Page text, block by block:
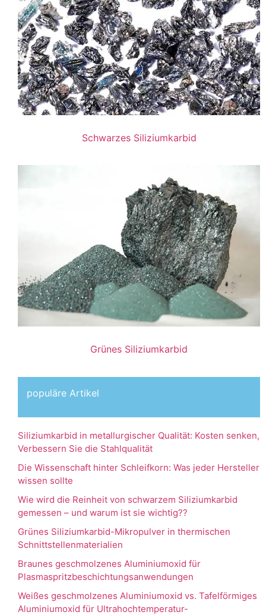
Schwarzes Siliziumkarbid
Grünes Siliziumkarbid
populäre Artikel
Siliziumkarbid in metallurgischer Qualität: Kosten senken,
Verbessern Sie die Stahlqualität
Die Wissenschaft hinter Schleifkorn: Was jeder Hersteller
wissen sollte
Wie wird die Reinheit von schwarzem Siliziumkarbid
gemessen – und warum ist sie wichtig??
Grünes Siliziumkarbid-Mikropulver in thermischen
Schnittstellenmaterialien
Braunes geschmolzenes Aluminiumoxid für
Plasmaspritzbeschichtungsanwendungen
Weißes geschmolzenes Aluminiumoxid vs. Tafelförmiges
Aluminiumoxid für Ultrahochtemperatur-